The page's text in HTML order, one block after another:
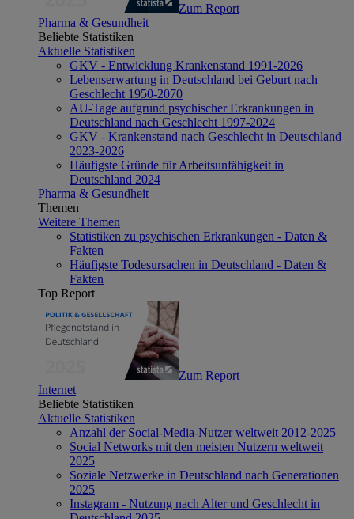
Zum Report
Pharma & Gesundheit
Beliebte Statistiken
Aktuelle Statistiken
GKV - Entwicklung Krankenstand 1991-2026
Lebenserwartung in Deutschland bei Geburt nach
Geschlecht 1950-2070
AU-Tage aufgrund psychischer Erkrankungen in
Deutschland nach Geschlecht 1997-2024
GKV - Krankenstand nach Geschlecht in Deutschland
2023-2026
Häufigste Gründe für Arbeitsunfähigkeit in
Deutschland 2024
Pharma & Gesundheit
Themen
Weitere Themen
Statistiken zu psychischen Erkrankungen - Daten &
Fakten
Häufigste Todesursachen in Deutschland - Daten &
Fakten
Top Report
Zum Report
Internet
Beliebte Statistiken
Aktuelle Statistiken
Anzahl der Social-Media-Nutzer weltweit 2012-2025
Social Networks mit den meisten Nutzern weltweit
2025
Soziale Netzwerke in Deutschland nach Generationen
2025
Instagram - Nutzung nach Alter und Geschlecht in